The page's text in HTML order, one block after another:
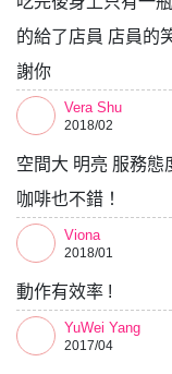
的給了店員 店員的
謝你
Vera Shu
2018/02
空間大 明亮 服務態
咖啡也不錯！
Viona
2018/01
動作有效率 !
YuWei Yang
2017/04